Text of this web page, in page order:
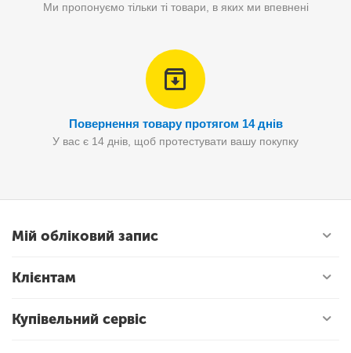
Ми пропонуємо тільки ті товари, в яких ми впевнені
Повернення товару протягом 14 днів
У вас є 14 днів, щоб протестувати вашу покупку
Мій обліковий запис
Клієнтам
Купівельний сервіс